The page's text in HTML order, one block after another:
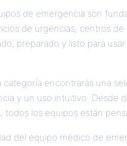
de emergencia son
de urgencias, centros
preparado y listo para
categoría encontrarás una
y un uso intuitivo. Desde
todos los equipos están
del equipo médico de